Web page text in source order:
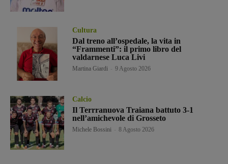
Cultura
Dal treno all’ospedale, la vita in
“Frammenti”: il primo libro del
valdarnese Luca Livi
Martina Giardi 9 Agosto 2026
Calcio
Il Terrranuova Traiana battuto 3-1
nell’amichevole di Grosseto
Michele Bossini 8 Agosto 2026